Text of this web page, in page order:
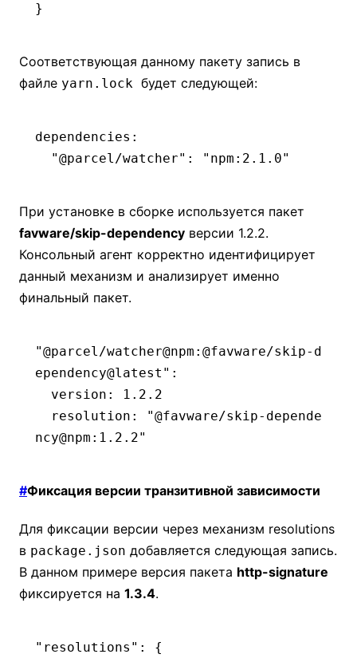
}
Соответствующая данному пакету запись в
файле yarn.lock будет следующей:
dependencies :
  "@parcel/watcher"
: "npm:2.1.0"
При установке в сборке используется пакет
favware/skip-dependency версии 1.2.2.
Консольный агент корректно идентифицирует
данный механизм и анализирует именно
финальный пакет.
"@parcel/watcher@npm:@favware/skip-d
ependency@latest" :
  version
:
1.2.2
  resolution
:
"@favware/skip-depende
ncy@npm:1.2.2"
#Фиксация версии транзитивной зависимости
Для фиксации версии через механизм resolutions
в package.json добавляется следующая запись.
В данном примере версия пакета http-signature
фиксируется на 1.3.4.
"resolutions" : {